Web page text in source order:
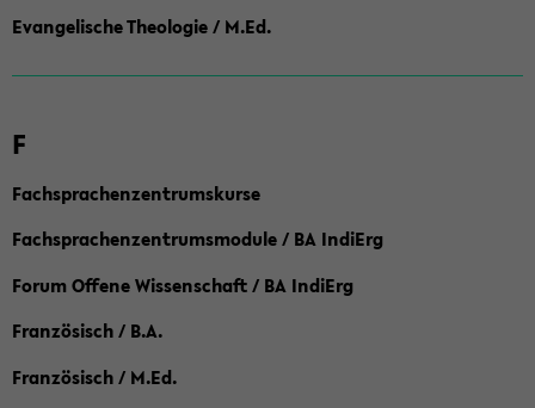
Evangelische Theologie / M.Ed.
F
Fachsprachenzentrumskurse
Fachsprachenzentrumsmodule / BA IndiErg
Forum Offene Wissenschaft / BA IndiErg
Französisch / B.A.
Französisch / M.Ed.